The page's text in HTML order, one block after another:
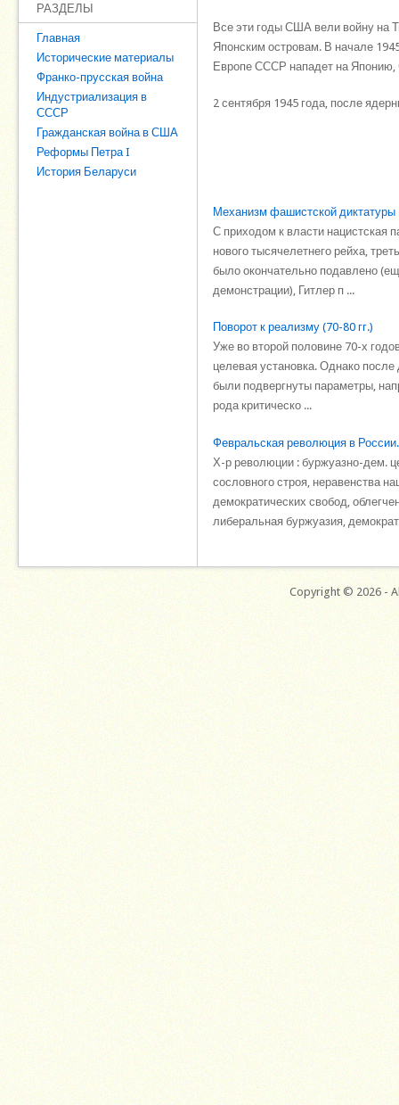
РАЗДЕЛЫ
Главная
Исторические материалы
Франко-прусская война
Индустриализация в
СССР
Гражданская война в США
Реформы Петра I
История Беларуси
Все эти годы США вели войну на
Японским островам. В начале
Европе СССР нападет на Японию,
2 сентября 1945 года, после
Механизм фашистской диктатуры
С приходом к власти нацистская
нового тысячелетнего рейха,
было окончательно подавлено
демонстрации), Гитлер п ...
Поворот к реализму (70-80 гг.)
Уже во второй половине 70-х
целевая установка. Однако
были подвергнуты параметры,
рода критическо ...
Февральская революция в
Х-р революции : буржуазно-дем.
сословного строя, неравенства
демократических свобод,
либеральная буржуазия,
Copyright © 2026 -